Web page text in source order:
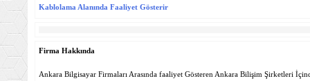
Kablolama Alanında Faaliyet Gösterir
Firma Hakkında
Ankara Bilgisayar Firmaları Arasında faaliyet Gösteren Ankara Bilişim Şirketleri